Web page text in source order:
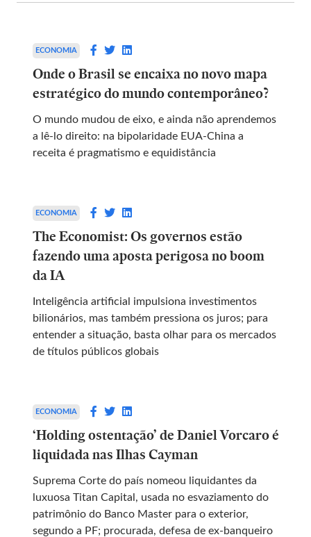
ECONOMIA
Onde o Brasil se encaixa no novo mapa
estratégico do mundo contemporâneo?
O mundo mudou de eixo, e ainda não aprendemos
a lê-lo direito: na bipolaridade EUA-China a
receita é pragmatismo e equidistância
ECONOMIA
The Economist: Os governos estão
fazendo uma aposta perigosa no boom
da IA
Inteligência artificial impulsiona investimentos
bilionários, mas também pressiona os juros; para
entender a situação, basta olhar para os mercados
de títulos públicos globais
ECONOMIA
‘Holding ostentação’ de Daniel Vorcaro é
liquidada nas Ilhas Cayman
Suprema Corte do país nomeou liquidantes da
luxuosa Titan Capital, usada no esvaziamento do
patrimônio do Banco Master para o exterior,
segundo a PF; procurada, defesa de ex-banqueiro